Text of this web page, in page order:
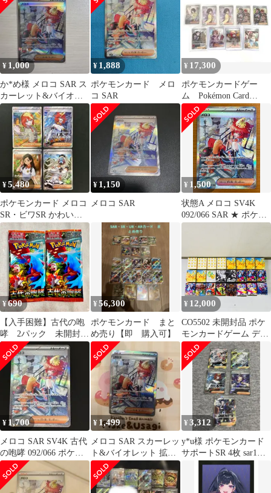
¥ 1,000
か*め様 メロコ SAR ス
カーレット&バイオレ
ット 拡張パック 古代の
咆哮 0
¥ 1,888
ポケモンカード メロ
コ SAR
¥ 17,300
ポケモンカードゲー
ム Pokémon Card
Game トレーナーズセ
ット
¥5,480
ポケモンカード メロコ
SR・ビワSR かわいい
メロビワSR 4枚セット
¥ 1,150
メロコ SAR
¥ 1,500
状態A メロコ SV4K
092/066 SAR ★ ポケカ
ポケモンカード スペシ
¥690
【入手困難】古代の咆
哮 2パック 未開封パ
ック メロコ トドロ
クツキ オーリム博士
の気迫 スナノケガ
ワ ゴージャスマン
ト SR SAR UR モルペ
コ サケブシッポ ア
ラブルタケ AR 大地
の器 収録 ポケモン
カード スカーレッ
ト バイオレット 151
¥56,300
ポケモンカード まと
め売り【即 購入可】
¥ 12,000
CO5502 未開封品 ポケ
モンカードゲーム デッ
キケース 24点セット ポ
ケットモンスター ピカ
チュウ ゼクロム レシラ
ム メガリザードンX ポ
ケモンセンターオキナ
ワ メロコ メガサーナイ
ト メガルカリオ ゾロア
ーク
¥ 1,700
メロコ SAR SV4K 古代
の咆哮 092/066 ポケカ
ポケモンカード
¥ 1,499
メロコ SAR スカーレッ
ト&バイオレット 拡張
パック 古代の咆哮
092/0…
¥3,312
y*u様 ポケモンカード
サポートSR 4枚 sar1
枚 まとめ